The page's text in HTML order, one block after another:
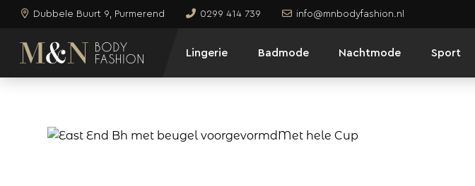
Dubbele Buurt 9, Purmerend 0299 414 739 info@mnbodyfashion.nl
Lingerie Badmode Nachtmode Sport